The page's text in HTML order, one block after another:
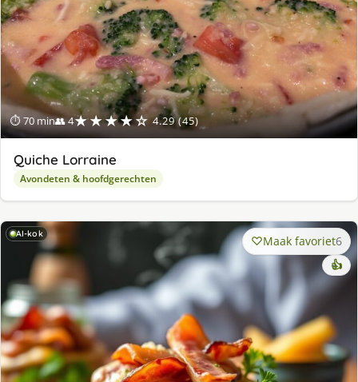
⏱ 70 min👥 4★★★★☆ 4.29 (45)
Quiche Lorraine
Avondeten & hoofdgerechten
AI-kok Maak favoriet6
👍